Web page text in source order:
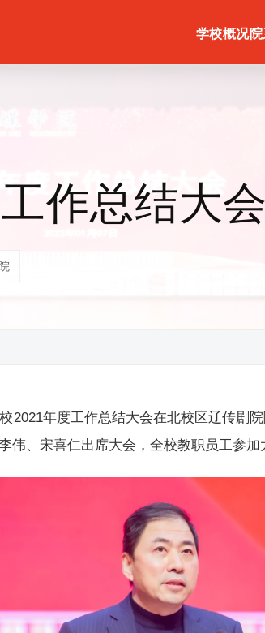
学校概况院
作总结大
2021年度工作总结大会在北校区辽传剧
伟、宋喜仁出席大会，全校教职员工参加